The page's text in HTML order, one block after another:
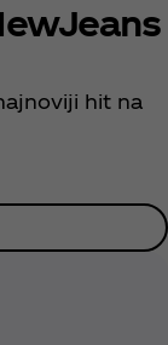
hit na